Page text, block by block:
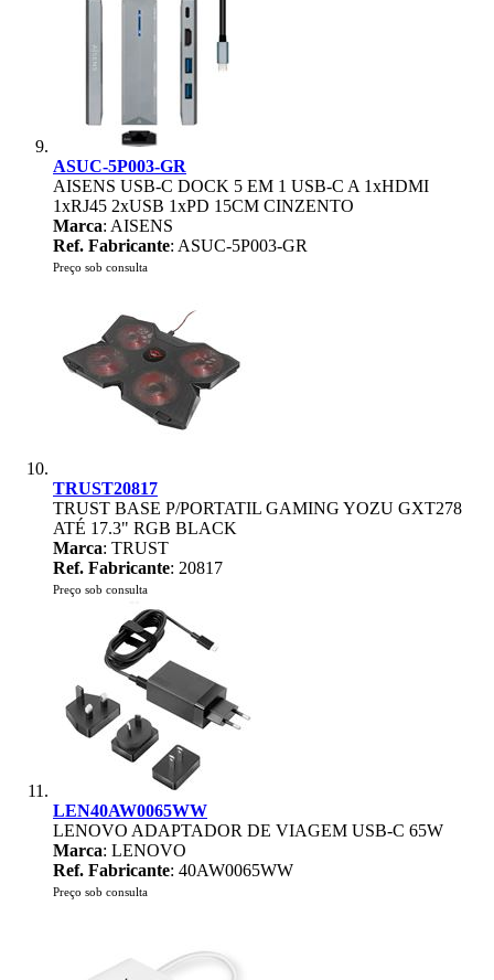
ASUC-5P003-GR
AISENS USB-C DOCK 5 EM 1 USB-C A 1xHDMI
1xRJ45 2xUSB 1xPD 15CM CINZENTO
Marca: AISENS
Ref. Fabricante: ASUC-5P003-GR
Preço sob consulta
TRUST20817
TRUST BASE P/PORTATIL GAMING YOZU GXT278
ATÉ 17.3" RGB BLACK
Marca: TRUST
Ref. Fabricante: 20817
Preço sob consulta
LEN40AW0065WW
LENOVO ADAPTADOR DE VIAGEM USB-C 65W
Marca: LENOVO
Ref. Fabricante: 40AW0065WW
Preço sob consulta